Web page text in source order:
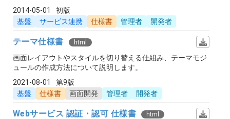
2014-05-01
初版
基盤
サービス連携 仕様書 管理者 開発者
テーマ仕様書 html
画面レイアウトやスタイルを切り替える仕組み、テーマモジ
ュールの作成方法について説明します。
2021-08-01
第9版
基盤
仕様書 画面開発 管理者 開発者
Webサービス 認証・認可 仕様書 html